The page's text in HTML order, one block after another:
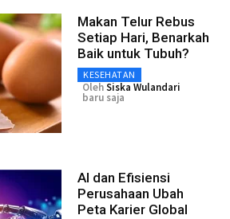
Makan Telur Rebus
Setiap Hari, Benarkah
Baik untuk Tubuh?
KESEHATAN
OlehSiska Wulandari
baru saja
AI dan Efisiensi
Perusahaan Ubah
Peta Karier Global